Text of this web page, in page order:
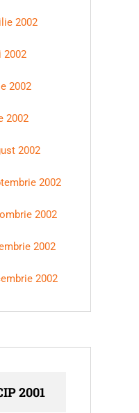
2002
2002
2002
2002
2002
2002
2002
2002
2002
2001